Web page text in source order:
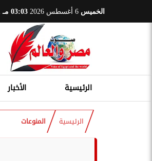
الخميس 03:03 مـ
الرئيسية الأخبار
الرئيسية المنوعات